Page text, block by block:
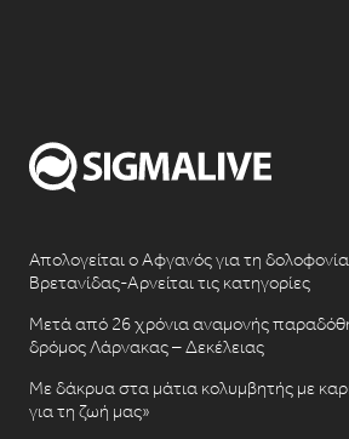
Απολογείται ο Αφγανός για τη
Βρετανίδας-Αρνείται τις κατηγορίες
Μετά από 26 χρόνια αναμονής
δρόμος Λάρνακας – Δεκέλειας
Με δάκρυα στα μάτια κολυμβητής με
για τη ζωή μας»